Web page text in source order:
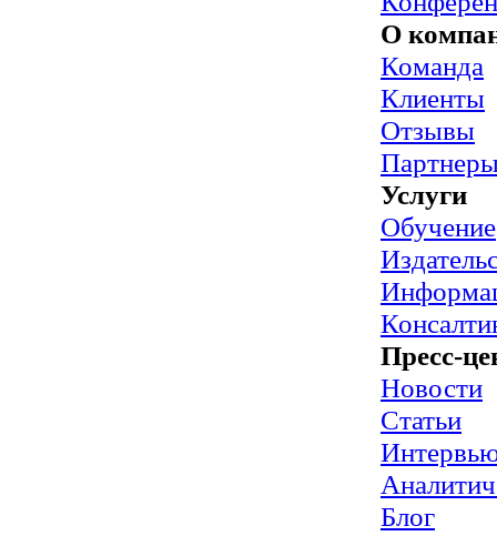
О
Команда
Клиенты
Отзывы
Услуги
Обучение
Пресс-
Новости
Статьи
Блог